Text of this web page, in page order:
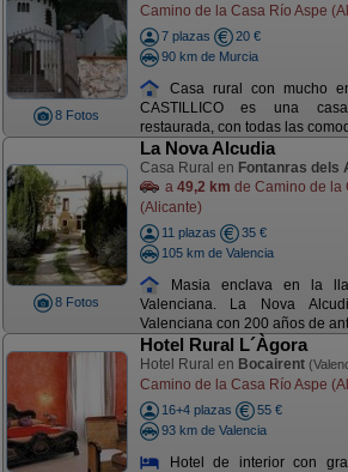
8 Fotos
Camino de la Casa Río Aspe
7 plazas
20 €
90 km de Murcia
Casa rural con mucho
CASTILLICO es una
restaurada, con todas las
8 Fotos
La Nova Alcudia
Casa Rural en Fontanras dels
a 49,2 km de Camino de la
(Alicante)
11 plazas
35 €
105 km de Valencia
Masia enclava en la
Valenciana. La Nova
Valenciana con 200 años de
Hotel Rural L´Àgora
Hotel Rural en Bocairent
Camino de la Casa Río Aspe
16+4 plazas
55 €
93 km de Valencia
Hotel de interior con